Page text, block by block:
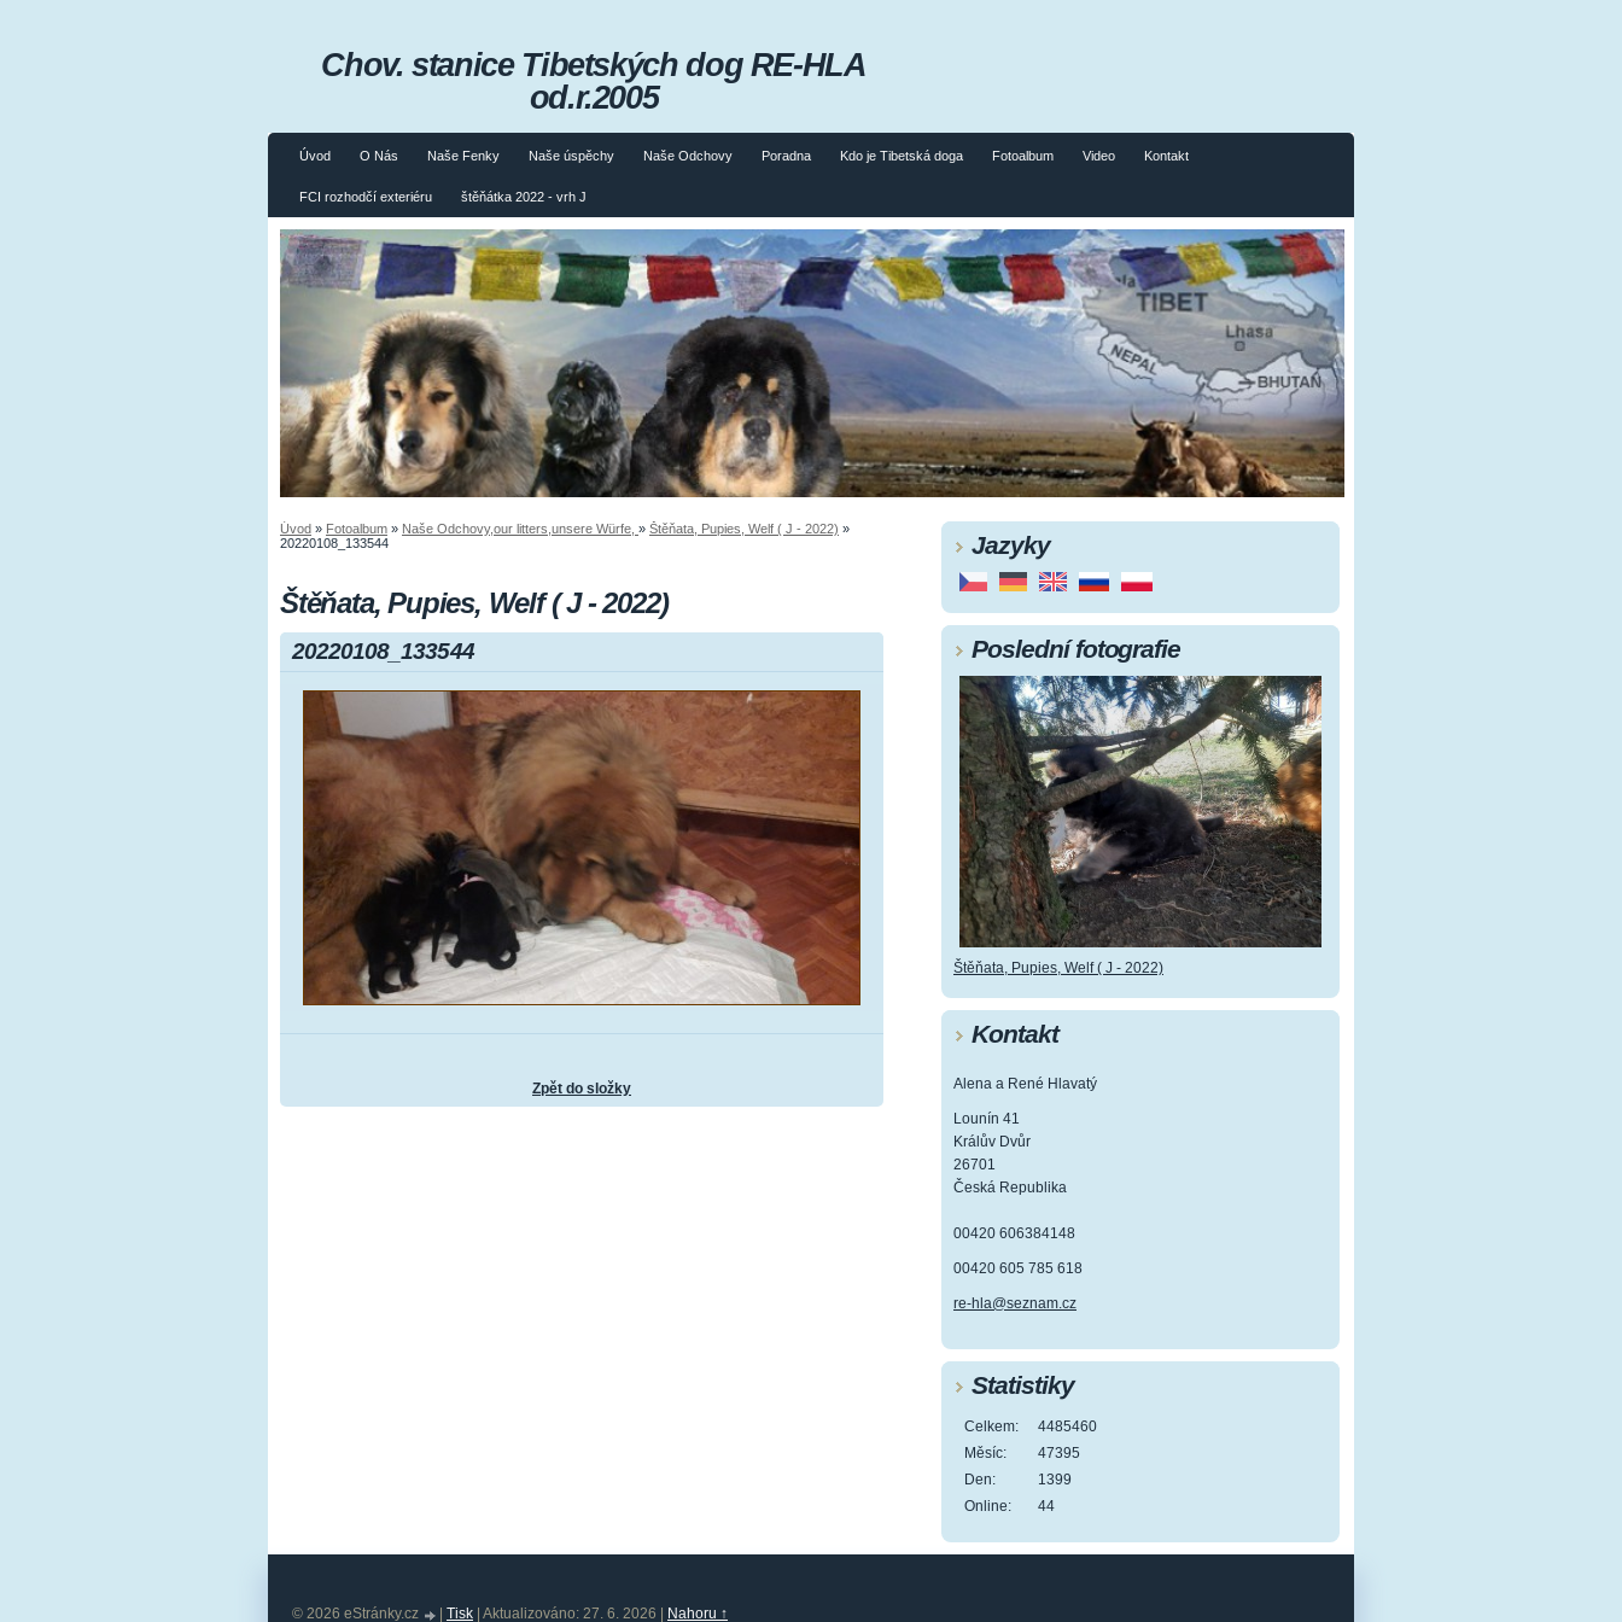
Úvod O Nás Naše Fenky Naše úspěchy Naše Odchovy Poradna Kdo je Tibetská doga Fotoalbum Video Kontakt
FCI rozhodčí exteriéru štěňátka 2022 - vrh J
Chov. stanice Tibetských dog RE-HLA
od.r.2005
Úvod » Fotoalbum » Naše Odchovy,our litters,unsere Würfe, » Štěňata, Pupies, Welf ( J - 2022) »
20220108_133544
Štěňata, Pupies, Welf ( J - 2022)
20220108_133544
Zpět do složky
Jazyky
Poslední fotografie
Štěňata, Pupies, Welf ( J - 2022)
Kontakt
Alena a René Hlavatý
Lounín 41
Králův Dvůr
26701
Česká Republika
00420 606384148
00420 605 785 618
re-hla@seznam.cz
Statistiky
Online: 44
Celkem:
4485460
Měsíc:
47395
Den:
1399
© 2026 eStránky.cz Tisk Aktualizováno: 27. 6. 2026 Nahoru ↑